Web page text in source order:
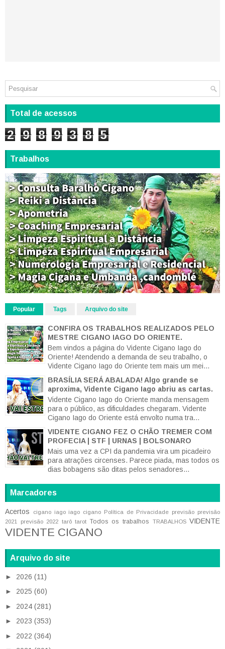
Total de acessos
2 9 8 9 3 8 5
Trabalhos
Popular Tags Arquivo do site
CONFIRA OS TRABALHOS REALIZADOS PELO
MESTRE CIGANO IAGO DO ORIENTE.
Bem vindos a página do Vidente Cigano Iago do
Oriente! Atendendo a demanda de seu trabalho, o
Vidente Cigano Iago do Oriente tem mais um mei...
BRASÍLIA SERÁ ABALADA! Algo grande se
aproxima, Vidente Cigano Iago abriu as cartas.
Vidente Cigano Iago do Oriente manda mensagem
para o público, as dificuldades chegaram. Vidente
Cigano Iago do Oriente está envolto numa tra...
VIDENTE CIGANO FEZ O CHÃO TREMER COM
PROFECIA | STF | URNAS | BOLSONARO
Mais uma vez a CPI da pandemia vira um picadeiro
para atrações circenses. Parece piada, mas todos os
dias bobagens são ditas pelos senadores...
Marcadores
Acertos cigano iago iago cigano Política de Privacidade previsão previsão
2021
previsão 2022 tarô tarot Todos os trabalhos TRABALHOS VIDENTE
VIDENTE CIGANO
Arquivo do site
► 2026 (11)
► 2025 (60)
► 2024 (281)
► 2023 (353)
► 2022 (364)